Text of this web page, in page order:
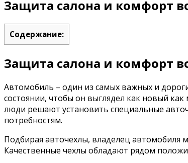
Защита салона и комфорт
Содержание:
Защита салона и комфорт
Автомобиль – один из самых важных и
состоянии, чтобы он выглядел как новый
люди решают установить специальные
потребностям.
Подбирая авточехлы, владелец автомобиля
Качественные чехлы обладают рядом